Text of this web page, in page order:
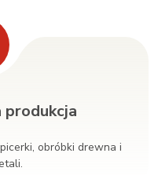
produkcja
obróbki drewna i